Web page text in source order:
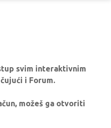
svim interaktivnim
i Forum.
možeš ga otvoriti